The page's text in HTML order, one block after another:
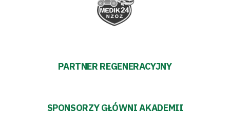
PARTNER REGENERACYJNY
SPONSORZY GŁÓWNI AKADEMII